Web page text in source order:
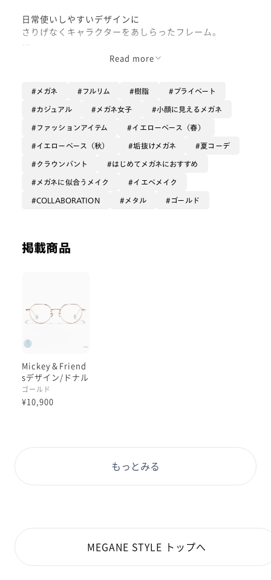
日常使いしやすいデザインに
さりげなくキャラクターをあしらったフレーム。
正面からは普段使いしやすいメタル、
Mickey＆Friends デザインオリジナルケースとメガネ
拭きが付属します！
Read more
メガネ フルリム 樹脂 プライベート
カジュアル メガネ女子 小顔に見えるメガネ
ファッションアイテム イエローベース（春）
イエローベース（秋） 垢抜けメガネ 夏コーデ
クラウンパント はじめてメガネにおすすめ
メガネに似合うメイク イエベメイク
COLLABORATION メタル ゴールド
掲載商品
Mickey＆Friend
sデザイン/ドナル
ドダックモデル
ゴールド
¥10,900
もっとみる
MEGANE STYLE トップへ